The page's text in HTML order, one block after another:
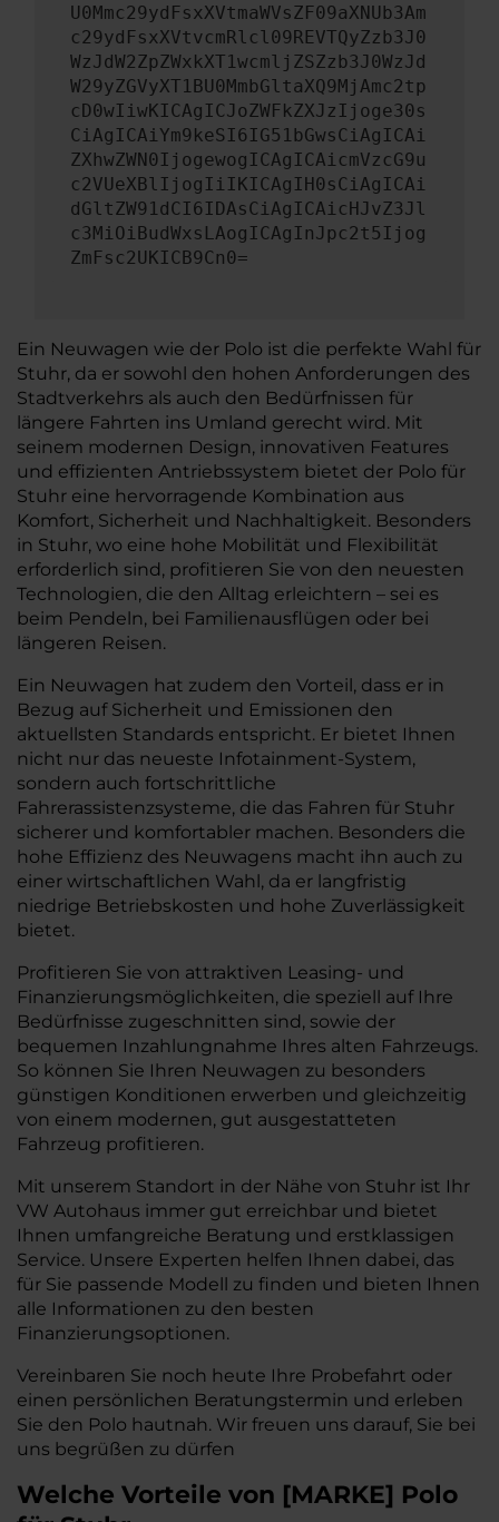
U0Mmc29ydFsxXVtmaWVsZF09aXNUb3Am
c29ydFsxXVtvcmRlcl09REVTQyZzb3J0
WzJdW2ZpZWxkXT1wcmljZSZzb3J0WzJd
W29yZGVyXT1BU0MmbGltaXQ9MjAmc2tp
cD0wIiwKICAgICJoZWFkZXJzIjoge30s
CiAgICAiYm9keSI6IG51bGwsCiAgICAi
ZXhwZWN0IjogewogICAgICAicmVzcG9u
c2VUeXBlIjogIiIKICAgIH0sCiAgICAi
dGltZW91dCI6IDAsCiAgICAicHJvZ3Jl
c3MiOiBudWxsLAogICAgInJpc2t5Ijog
ZmFsc2UKICB9Cn0=
Ein Neuwagen wie der Polo ist die perfekte Wahl für
Stuhr, da er sowohl den hohen Anforderungen des
Stadtverkehrs als auch den Bedürfnissen für
längere Fahrten ins Umland gerecht wird. Mit
seinem modernen Design, innovativen Features
und effizienten Antriebssystem bietet der Polo für
Stuhr eine hervorragende Kombination aus
Komfort, Sicherheit und Nachhaltigkeit. Besonders
in Stuhr, wo eine hohe Mobilität und Flexibilität
erforderlich sind, profitieren Sie von den neuesten
Technologien, die den Alltag erleichtern – sei es
beim Pendeln, bei Familienausflügen oder bei
längeren Reisen.
Ein Neuwagen hat zudem den Vorteil, dass er in
Bezug auf Sicherheit und Emissionen den
aktuellsten Standards entspricht. Er bietet Ihnen
nicht nur das neueste Infotainment-System,
sondern auch fortschrittliche
Fahrerassistenzsysteme, die das Fahren für Stuhr
sicherer und komfortabler machen. Besonders die
hohe Effizienz des Neuwagens macht ihn auch zu
einer wirtschaftlichen Wahl, da er langfristig
niedrige Betriebskosten und hohe Zuverlässigkeit
bietet.
Profitieren Sie von attraktiven Leasing- und
Finanzierungsmöglichkeiten, die speziell auf Ihre
Bedürfnisse zugeschnitten sind, sowie der
bequemen Inzahlungnahme Ihres alten Fahrzeugs.
So können Sie Ihren Neuwagen zu besonders
günstigen Konditionen erwerben und gleichzeitig
von einem modernen, gut ausgestatteten
Fahrzeug profitieren.
Mit unserem Standort in der Nähe von Stuhr ist Ihr
VW Autohaus immer gut erreichbar und bietet
Ihnen umfangreiche Beratung und erstklassigen
Service. Unsere Experten helfen Ihnen dabei, das
für Sie passende Modell zu finden und bieten Ihnen
alle Informationen zu den besten
Finanzierungsoptionen.
Vereinbaren Sie noch heute Ihre Probefahrt oder
einen persönlichen Beratungstermin und erleben
Sie den Polo hautnah. Wir freuen uns darauf, Sie bei
uns begrüßen zu dürfen
Welche Vorteile von [MARKE] Polo